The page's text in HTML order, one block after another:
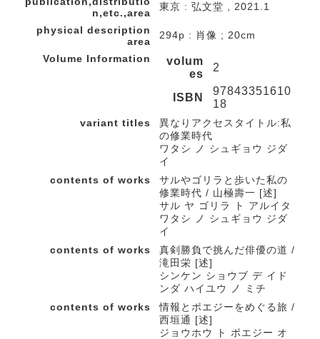
n,etc.,area
東京 : 弘文堂 , 2021.1
physical description
area
294p : 肖像 ; 20cm
Volume Information
volum
es
2
ISBN
97843351610
18
variant titles
異なりアクセスタイトル:私
の修業時代
ワタシ ノ シュギョウ ジダ
イ
contents of works
サルやゴリラと歩いた私の
修業時代 / 山極壽一 [述]
サル ヤ ゴリラ ト アルイタ
ワタシ ノ シュギョウ ジダ
イ
contents of works
真剣勝負で挑んだ俳優の道 /
滝田栄 [述]
シンケン ショウブ デ イド
ンダ ハイユウ ノ ミチ
contents of works
情報とポエジーをめぐる旅 /
西垣通 [述]
ジョウホウ ト ポエジー オ